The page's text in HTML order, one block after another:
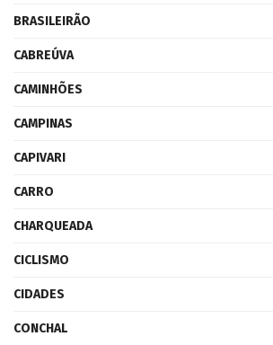
BRASILEIRÃO
CABREÚVA
CAMINHÕES
CAMPINAS
CAPIVARI
CARRO
CHARQUEADA
CICLISMO
CIDADES
CONCHAL